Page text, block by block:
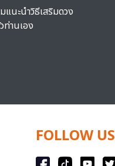
แนะนำวิธีเสริมดวง
านเอง
FOLLOW US